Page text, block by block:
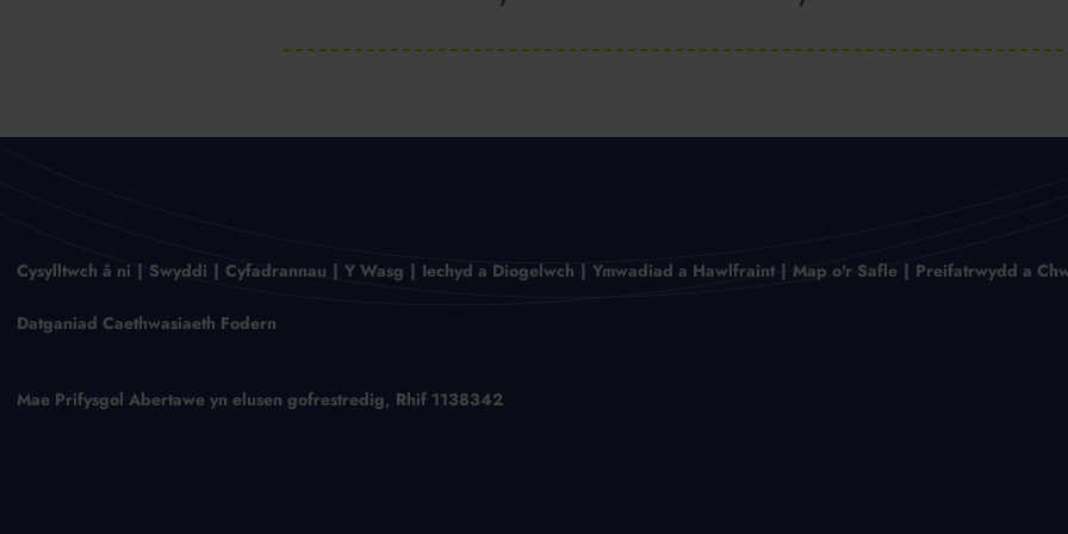
Cysylltwch â ni Swyddi Cyfadrannau Y Wasg Iechyd a Diogelwch Ymwadiad a Hawlfraint Map o'r Safle Preifatrwydd a
Datganiad Caethwasiaeth Fodern
Mae Prifysgol Abertawe yn elusen gofrestredig, Rhif 1138342